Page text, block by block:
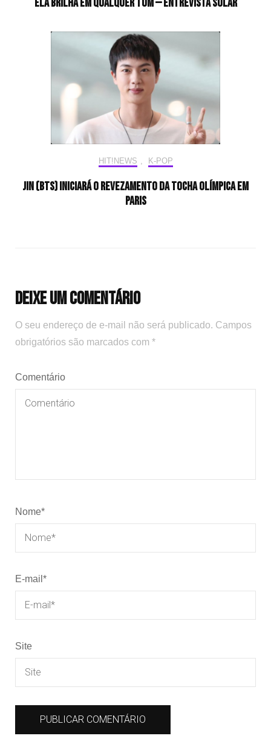
HIT!NEWS , K-POP
Jin (BTS) iniciará o revezamento da tocha olímpica em
Paris
Deixe um comentário
O seu endereço de e-mail não será publicado. Campos
obrigatórios são marcados com *
Comentário
Nome*
E-mail *
Site